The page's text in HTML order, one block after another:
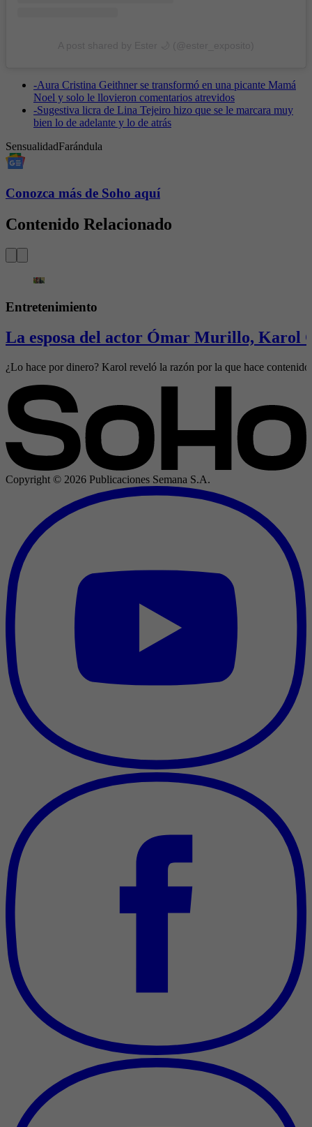
-Aura Cristina Geithner se transformó en una picante Mamá
Noel y solo le llovieron comentarios atrevidos
-Sugestiva licra de Lina Tejeiro hizo que se le marcara muy
bien lo de adelante y lo de atrás
SensualidadFarándula
Conozca más de Soho aquí
Contenido Relacionado
Entretenimiento
La esposa del actor Ómar Murillo, Karol
¿Lo hace por dinero? Karol reveló la razón por la que hace
Copyright © 2026 Publicaciones Semana S.A.